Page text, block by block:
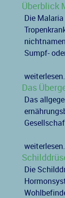
Überblick
Die
Sumpf-
Das
Das
Die